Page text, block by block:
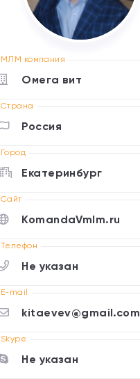
МЛМ компания
Омега вит
Страна
Россия
Город
Екатеринбург
Cайт
KomandaVmlm.ru
Телефон
Не указан
E-mail
kitaevev@gmail.com
Skype
Не указан